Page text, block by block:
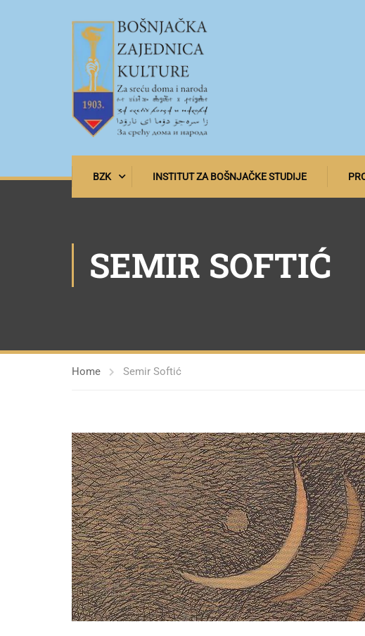
BZK INSTITUT ZA BOŠNJAČKE STUDIJE
SEMIR SOFTIĆ
Home Semir Softić